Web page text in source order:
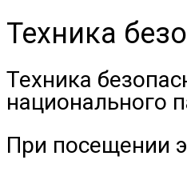
Техника
Техника
национального
При посещении